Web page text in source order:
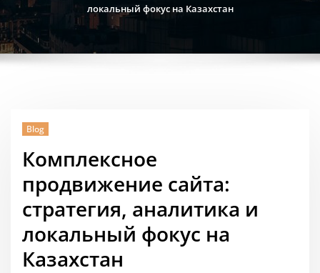
локальный фокус на Казахстан
Blog
Комплексное
продвижение сайта:
стратегия, аналитика и
локальный фокус на
Казахстан